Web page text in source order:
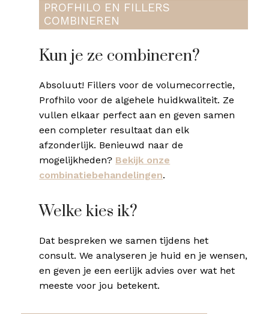
PROFHILO EN FILLERS
COMBINEREN
Kun je ze combineren?
Absoluut! Fillers voor de volumecorrectie,
Profhilo voor de algehele huidkwaliteit. Ze
vullen elkaar perfect aan en geven samen
een completer resultaat dan elk
afzonderlijk. Benieuwd naar de
mogelijkheden? Bekijk onze
combinatiebehandelingen.
Welke kies ik?
Dat bespreken we samen tijdens het
consult. We analyseren je huid en je wensen,
en geven je een eerlijk advies over wat het
meeste voor jou betekent.